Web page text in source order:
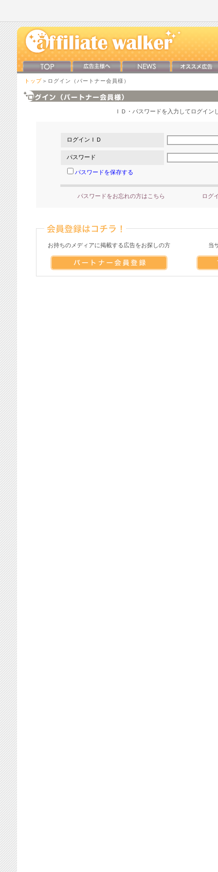
トップ ＞ログイン（パートナー会員様）
ＩＤ・パスワードを入力してログイン
ログインＩＤ
パスワード
パスワードを保存する
パスワードをお忘れの方はこちら ログ
お持ちのメディアに掲載する広告をお探しの方 当